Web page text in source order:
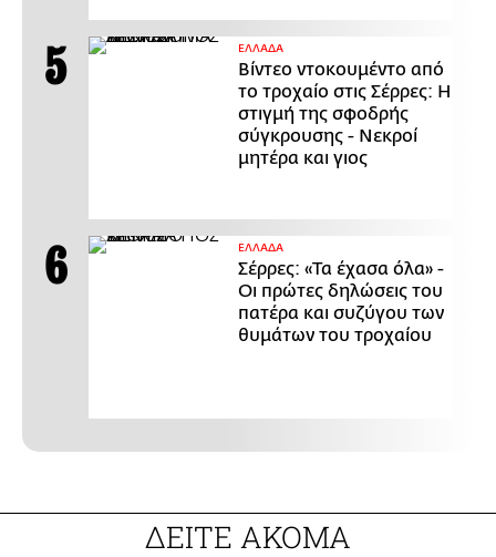
ΕΛΛΑΔΑ
Βίντεο ντοκουμέντο από
το τροχαίο στις Σέρρες: Η
στιγμή της σφοδρής
σύγκρουσης - Νεκροί
μητέρα και γιος
ΕΛΛΑΔΑ
Σέρρες: «Τα έχασα όλα» -
Οι πρώτες δηλώσεις του
πατέρα και συζύγου των
θυμάτων του τροχαίου
ΔΕΙΤΕ ΑΚΟΜΑ